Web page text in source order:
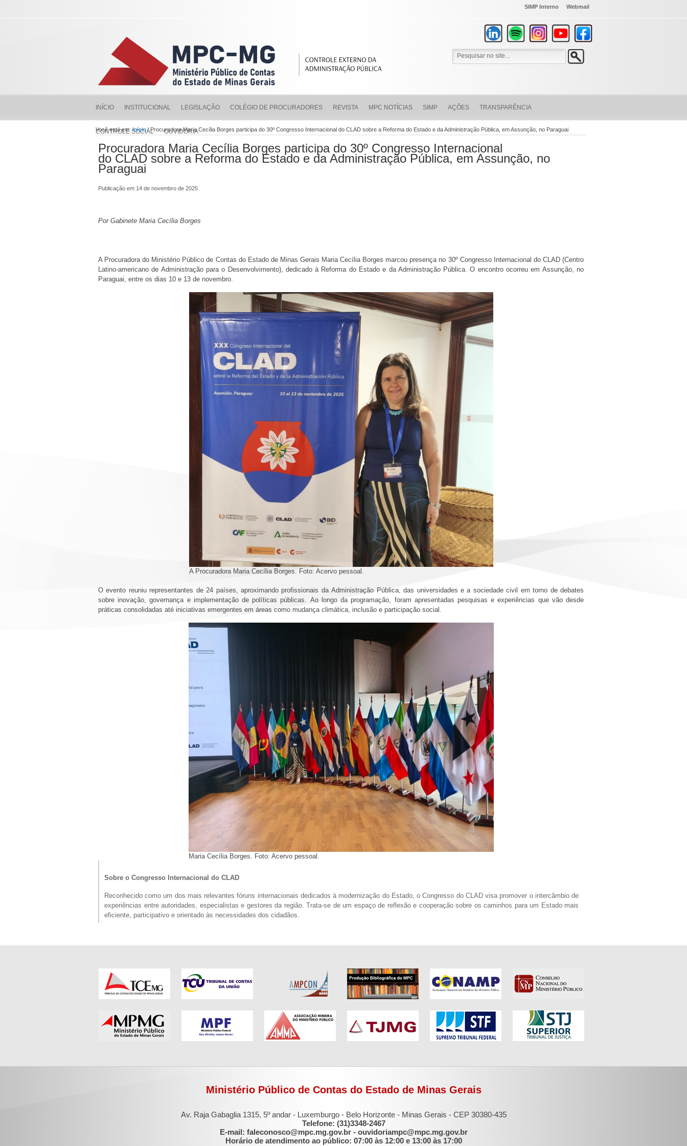
SIMP Interno Webmail
INÍCIO INSTITUCIONAL LEGISLAÇÃO COLÉGIO DE PROCURADORES REVISTA MPC NOTÍCIAS SIMP AÇÕES TRANSPARÊNCIA
CONTROLE SOCIAL OUVIDORIA
Você está em:Início/ Procuradora Maria Cecília Borges participa do 30º Congresso Internacional do CLAD sobre a Reforma do Estado e da Administração Pública, em Assunção, no Paraguai
Procuradora Maria Cecília Borges participa do 30º Congresso Internacional
do CLAD sobre a Reforma do Estado e da Administração Pública, em Assunção, no
Paraguai
Publicação em 14 de novembro de 2025
Por Gabinete Maria Cecília Borges
A Procuradora do Ministério Público de Contas do Estado de Minas Gerais Maria Cecília Borges marcou presença no 30º Congresso Internacional do CLAD (Centro
Latino-americano de Administração para o Desenvolvimento), dedicado à Reforma do Estado e da Administração Pública. O encontro ocorreu em Assunção, no
Paraguai, entre os dias 10 e 13 de novembro.
A Procuradora Maria Cecília Borges. Foto: Acervo pessoal.
O evento reuniu representantes de 24 países, aproximando profissionais da Administração Pública, das universidades e a sociedade civil em torno de debates
sobre inovação, governança e implementação de políticas públicas. Ao longo da programação, foram apresentadas pesquisas e experiências que vão desde
práticas consolidadas até iniciativas emergentes em áreas como mudança climática, inclusão e participação social.
Maria Cecília Borges. Foto: Acervo pessoal.
Sobre o Congresso Internacional do CLAD
Reconhecido como um dos mais relevantes fóruns internacionais dedicados à modernização do Estado, o Congresso do CLAD visa promover o intercâmbio de
experiências entre autoridades, especialistas e gestores da região. Trata-se de um espaço de reflexão e cooperação sobre os caminhos para um Estado mais
eficiente, participativo e orientado às necessidades dos cidadãos.
Ministério Público de Contas do Estado de Minas Gerais
Av. Raja Gabaglia 1315, 5º andar - Luxemburgo - Belo Horizonte - Minas Gerais - CEP 30380-435
Telefone: (31)3348-2467
E-mail: faleconosco@mpc.mg.gov.br - ouvidoriampc@mpc.mg.gov.br
Horário de atendimento ao público: 07:00 às 12:00 e 13:00 às 17:00